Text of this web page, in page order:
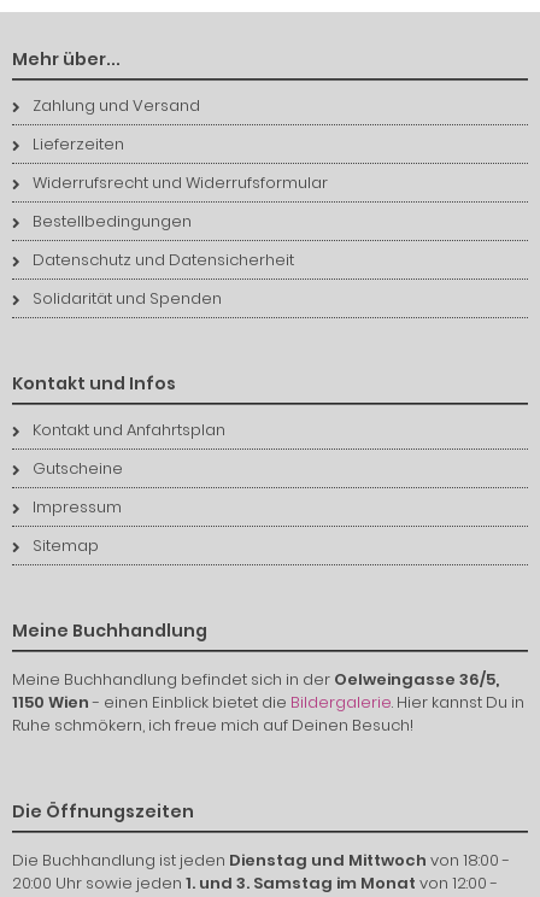
Mehr über...
Zahlung und Versand
Lieferzeiten
Widerrufsrecht und Widerrufsformular
Bestellbedingungen
Datenschutz und Datensicherheit
Solidarität und Spenden
Kontakt und Infos
Kontakt und Anfahrtsplan
Gutscheine
Impressum
Sitemap
Meine Buchhandlung
Meine Buchhandlung befindet sich in der Oelweingasse 36/5,
1150 Wien- einen Einblick bietet die Bildergalerie. Hier kannst Du in
Ruhe schmökern, ich freue mich auf Deinen Besuch!
Die Öffnungszeiten
Die Buchhandlung ist jeden Dienstag und Mittwoch von 18:00 -
20:00 Uhr sowie jeden 1. und 3. Samstag im Monat von 12:00 -